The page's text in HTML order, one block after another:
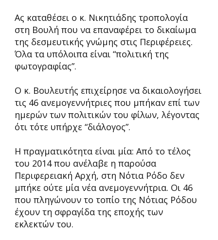
Ας καταθέσει ο κ. Νικητιάδης τροπολογία
στη Βουλή που να επαναφέρει το δικαίωμα
της δεσμευτικής γνώμης στις Περιφέρειες.
Όλα τα υπόλοιπα είναι “πολιτική της
φωτογραφίας”.
Ο κ. Βουλευτής επιχείρησε να δικαιολογήσει
τις 46 ανεμογεννήτριες που μπήκαν επί των
ημερών των πολιτικών του φίλων, λέγοντας
ότι τότε υπήρχε “διάλογος”.
Η πραγματικότητα είναι μία: Από το τέλος
του 2014 που ανέλαβε η παρούσα
Περιφερειακή Αρχή, στη Νότια Ρόδο δεν
μπήκε ούτε μία νέα ανεμογεννήτρια. Οι 46
που πληγώνουν το τοπίο της Νότιας Ρόδου
έχουν τη σφραγίδα της εποχής των
εκλεκτών του.